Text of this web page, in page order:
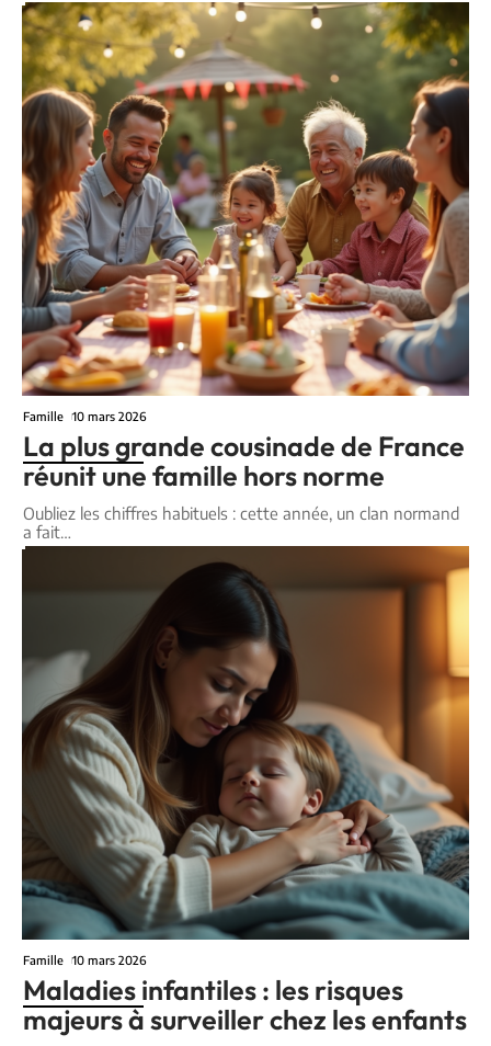
Famille 10 mars 2026
La plus grande cousinade de France
réunit une famille hors norme
Oubliez les chiffres habituels : cette année, un clan normand
a fait…
Famille 10 mars 2026
Maladies infantiles : les risques
majeurs à surveiller chez les enfants